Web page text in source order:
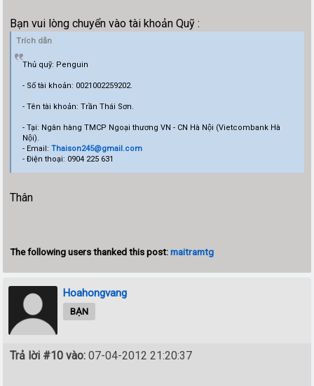
Bạn vui lòng chuyển vào tài khoản Quỹ :
Trích dẫn
Thủ quỹ: Penguin
- Số tài khoản: 0021002259202.
- Tên tài khoản: Trần Thái Sơn.
- Tại: Ngân hàng TMCP Ngoại thương VN - CN Hà Nội (Vietcombank Hà
Nội).
- Email: Thaison245@gmail.com
- Điện thoại: 0904 225 631
Thân
The following users thanked this post:maitramtg
Hoahongvang
BẠN
Trả lời #10 vào: 07-04-2012 21:20:37